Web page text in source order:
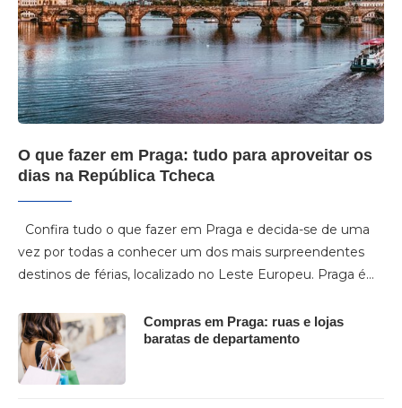
O que fazer em Praga: tudo para aproveitar os
dias na República Tcheca
Confira tudo o que fazer em Praga e decida-se de uma
vez por todas a conhecer um dos mais surpreendentes
destinos de férias, localizado no Leste Europeu. Praga é…
Compras em Praga: ruas e lojas
baratas de departamento